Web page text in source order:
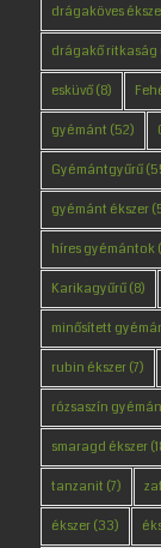
drágaköves
drágakő ritkaság
esküvő(8)
gyémánt (52)
Gyémántgyűrű
gyémánt ékszer
híres gyémántok
Karikagyűrű(8)
minősített
rubin ékszer(7)
rózsaszín
smaragd ékszer
tanzanit (7)
ékszer(33)